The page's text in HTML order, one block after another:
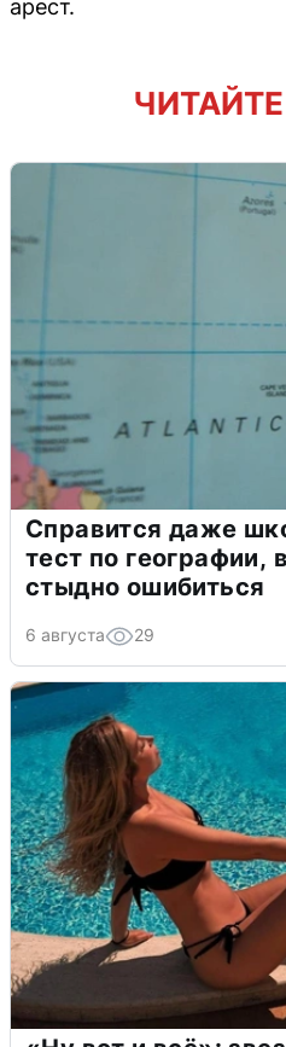
арест.
Справится даже
тест по географии,
стыдно ошибиться
6 августа 29